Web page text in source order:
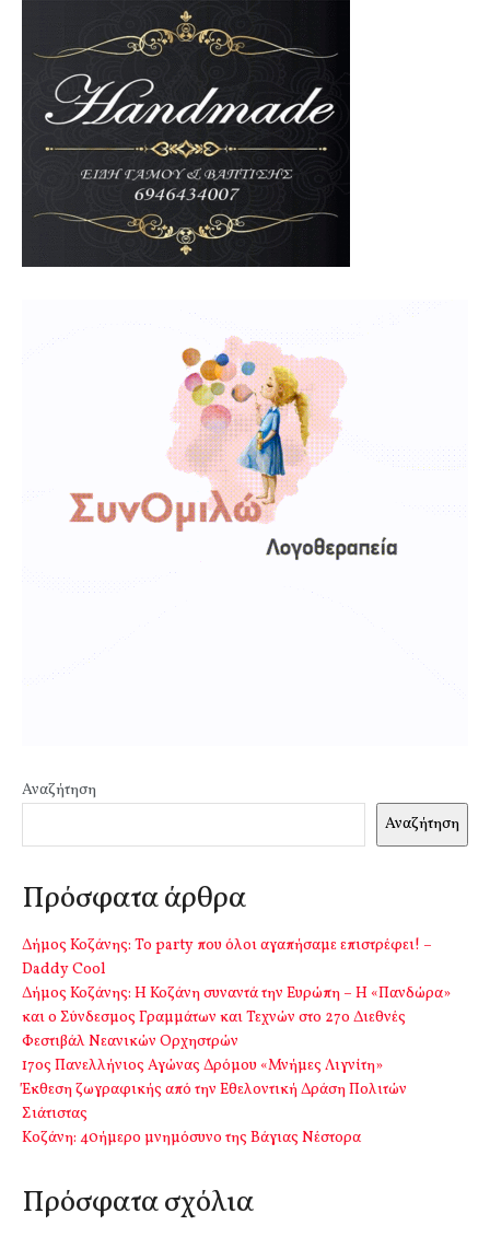
Αναζήτηση
Αναζήτηση
Πρόσφατα άρθρα
Δήμος Κοζάνης: Το party που όλοι αγαπήσαμε επιστρέφει! –
Daddy Cool
Δήμος Κοζάνης: Η Κοζάνη συναντά την Ευρώπη – Η «Πανδώρα»
και ο Σύνδεσμος Γραμμάτων και Τεχνών στο 27ο Διεθνές
Φεστιβάλ Νεανικών Ορχηστρών
17ος Πανελλήνιος Αγώνας Δρόμου «Μνήμες Λιγνίτη»
Έκθεση ζωγραφικής από την Εθελοντική Δράση Πολιτών
Σιάτιστας
Kοζάνη: 40ήμερο μνημόσυνο της Βάγιας Νέστορα
Πρόσφατα σχόλια